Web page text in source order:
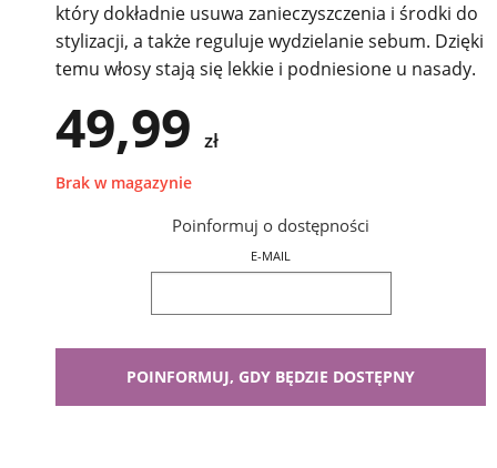
który dokładnie usuwa zanieczyszczenia i środki do
stylizacji, a także reguluje wydzielanie sebum. Dzięki
temu włosy stają się lekkie i podniesione u nasady.
49,99 zł
Brak w magazynie
Poinformuj o dostępności
E-MAIL